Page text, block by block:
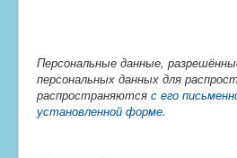
Персональные данные,
персональных данных для
распространяются с его
установленной форме.